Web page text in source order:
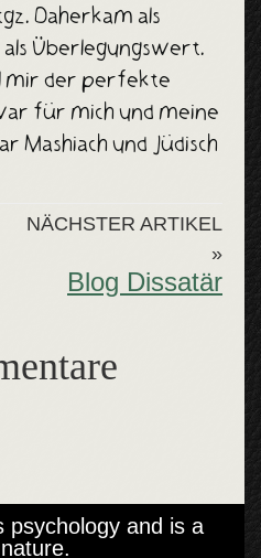
Daherkam als
Überlegungswert.
mir der perfekte
für mich und meine
Mashiach und Jüdisch
NÄCHSTER ARTIKEL
»
Blog Dissatär
psychology and is a